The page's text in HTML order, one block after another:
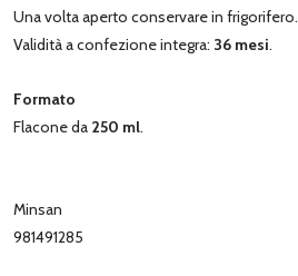
Una volta aperto conservare in frigorifero.
Validità a confezione integra: 36 mesi.
Formato
Flacone da 250 ml.
Minsan
981491285